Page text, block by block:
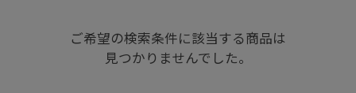
ご希望の検索条件に該当する商品は
見つかりませんでした。